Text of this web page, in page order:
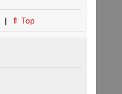
| ⇑ Top